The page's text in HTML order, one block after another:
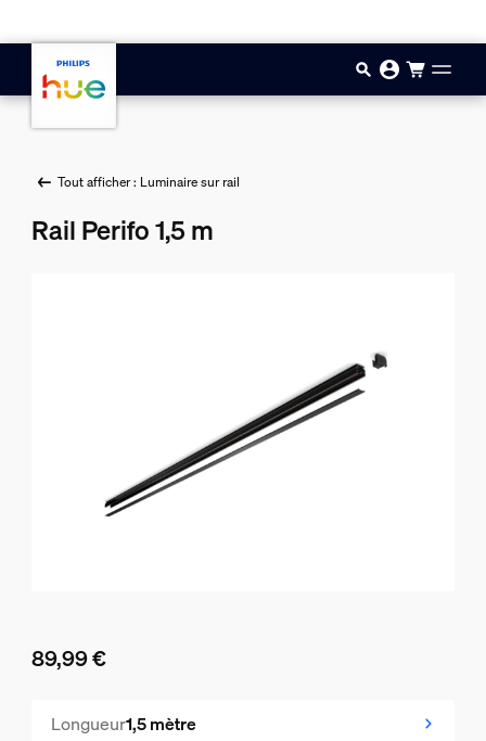
Tout afficher : Luminaire sur rail
Rail Perifo 1,5 m
89,99 €
Longueur1,5 mètre